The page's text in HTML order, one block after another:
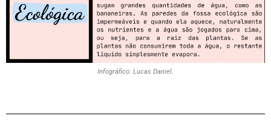
Infográfico: Lucas Daniel.